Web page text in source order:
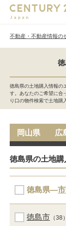
不動産・不動産情報の
徳島県の土地購入情報の
す。あなたのご希望に合
り口の物件検索で土地購
岡山県 広
徳島県の土地購
徳島県―
徳島市 （38）